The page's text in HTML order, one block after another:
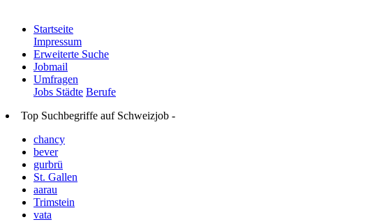
Startseite
Impressum
Erweiterte Suche
Jobmail
Umfragen
Jobs Städte Berufe
Top Suchbegriffe auf Schweizjob -
chancy
bever
gurbrü
St. Gallen
aarau
Trimstein
vata